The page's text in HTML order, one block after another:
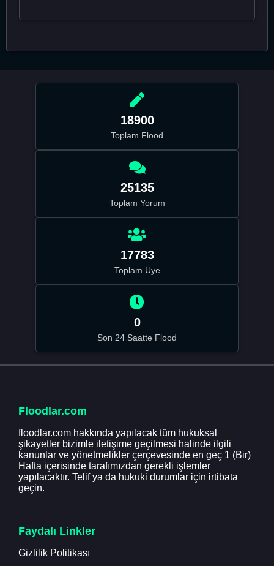
18900
Toplam Flood
25135
Toplam Yorum
17783
Toplam Üye
0
Son 24 Saatte Flood
Floodlar.com
floodlar.com hakkında yapılacak tüm hukuksal
şikayetler bizimle iletişime geçilmesi halinde ilgili
kanunlar ve yönetmelikler çerçevesinde en geç 1 (Bir)
Hafta içerisinde tarafımızdan gerekli işlemler
yapılacaktır. Telif ya da hukuki durumlar için irtibata
geçin.
Faydalı Linkler
Gizlilik Politikası